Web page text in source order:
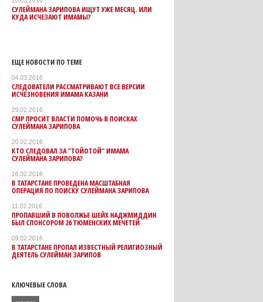
СУЛЕЙМАНА ЗАРИПОВА ИЩУТ УЖЕ МЕСЯЦ. ИЛИ
КУДА ИСЧЕЗАЮТ ИМАМЫ?
ЕЩЕ НОВОСТИ ПО ТЕМЕ
04.03.2016
СЛЕДОВАТЕЛИ РАССМАТРИВАЮТ ВСЕ ВЕРСИИ
ИСЧЕЗНОВЕНИЯ ИМАМА КАЗАНИ
29.02.2016
СМР ПРОСИТ ВЛАСТИ ПОМОЧЬ В ПОИСКАХ
СУЛЕЙМАНА ЗАРИПОВА
20.02.2016
КТО СЛЕДОВАЛ ЗА "ТОЙОТОЙ" ИМАМА
СУЛЕЙМАНА ЗАРИПОВА?
16.02.2016
В ТАТАРСТАНЕ ПРОВЕДЕНА МАСШТАБНАЯ
ОПЕРАЦИЯ ПО ПОИСКУ СУЛЕЙМАНА ЗАРИПОВА
11.02.2016
ПРОПАВШИЙ В ПОВОЛЖЬЕ ШЕЙХ НАДЖМИДДИН
БЫЛ СПОНСОРОМ 26 ТЮМЕНСКИХ МЕЧЕТЕЙ
09.02.2016
В ТАТАРСТАНЕ ПРОПАЛ ИЗВЕСТНЫЙ РЕЛИГИОЗНЫЙ
ДЕЯТЕЛЬ СУЛЕЙМАН ЗАРИПОВ
КЛЮЧЕВЫЕ СЛОВА